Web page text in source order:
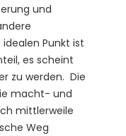
und
Punkt ist
es scheint
zu werden. Die
macht- und
mittlerweile
Weg